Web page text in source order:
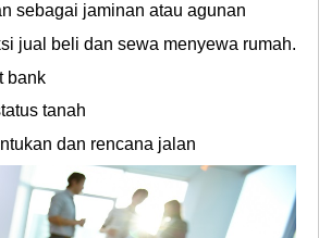
sebagai jaminan atau agunan
jual beli dan sewa menyewa rumah.
bank
tanah
dan rencana jalan